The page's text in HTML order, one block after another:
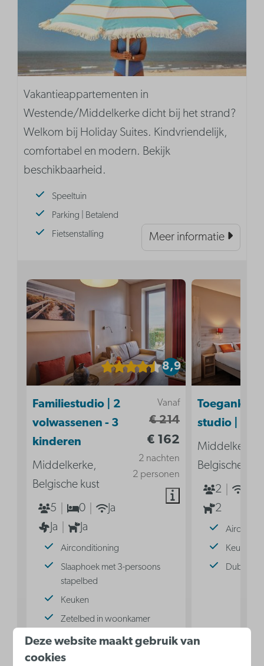
Vakantieappartementen in
Westende/Middelkerke dicht bij het strand?
Welkom bij Holiday Suites. Kindvriendelijk,
comfortabel en modern. Bekijk
beschikbaarheid.
Speeltuin
Parking | Betalend
Fietsenstalling
Meer informatie
8,9
Vanaf
€ 214
€ 162
2 nachten
2 personen
Familiestudio | 2
volwassenen - 3
kinderen
Middelkerke,
Belgische kust
5
0
Ja
Ja
Ja
Airconditioning
Slaaphoek met 3-persoons
stapelbed
Keuken
Zetelbed in woonkamer
studio | 2p
Middelkerke,
Belgische
2
2
Keuken
Dubbel
Deze website maakt gebruik van
cookies